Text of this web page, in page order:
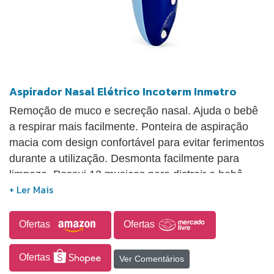
Aspirador Nasal Elétrico Incoterm Inmetro
Remoção de muco e secreção nasal. Ajuda o bebê
a respirar mais facilmente. Ponteira de aspiração
macia com design confortável para evitar ferimentos
durante a utilização. Desmonta facilmente para
limpeza. Possui 12 musicas para distrair o bebê.
Ofertas Ofertas
Ofertas Ver Comentários